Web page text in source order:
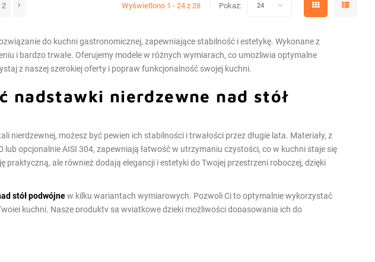
2 Wyświetlono 1 - 24 z 28 Pokaż: 24
do kuchni gastronomicznej, zapewniające stabilność i estetykę. Wykonane z
i bardzo trwałe. Oferujemy modele w różnych wymiarach, co umożliwia optymalne
z naszej szerokiej oferty i popraw funkcjonalność swojej kuchni.
nadstawki nierdzewne nad stół
nierdzewnej, możesz być pewien ich stabilności i trwałości przez długie lata. Materiały, z
opcjonalnie AISI 304, zapewniają łatwość w utrzymaniu czystości, co w kuchni staje się
praktyczną, ale również dodają elegancji i estetyki do Twojej przestrzeni roboczej, dzięki
stół podwójnew kilku wariantach wymiarowych. Pozwoli Ci to optymalnie wykorzystać
kuchni. Nasze produkty są wyjątkowe dzięki możliwości dopasowania ich do